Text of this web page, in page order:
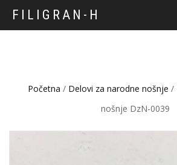
FILIGRAN-H
Početna / Delovi za narodne nošnje /
nošnje DzN-0039